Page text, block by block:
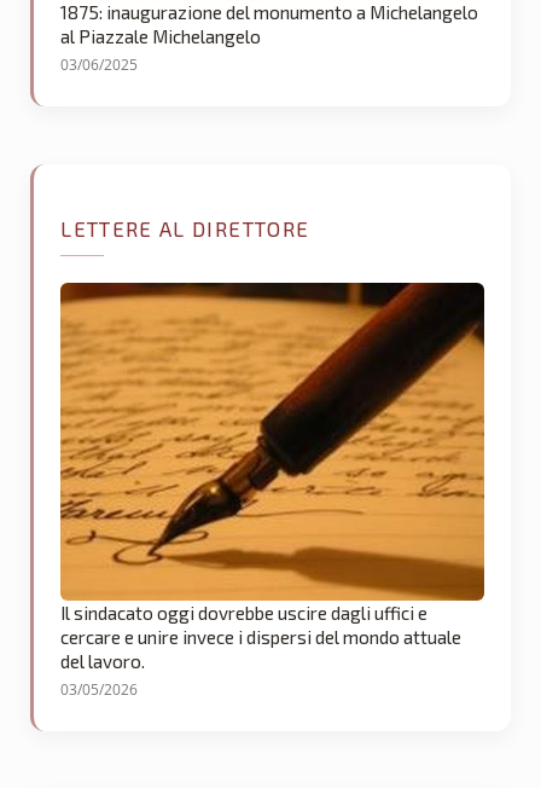
1875: inaugurazione del monumento a Michelangelo
al Piazzale Michelangelo
03/06/2025
LETTERE AL DIRETTORE
Il sindacato oggi dovrebbe uscire dagli uffici e
cercare e unire invece i dispersi del mondo attuale
del lavoro.
03/05/2026